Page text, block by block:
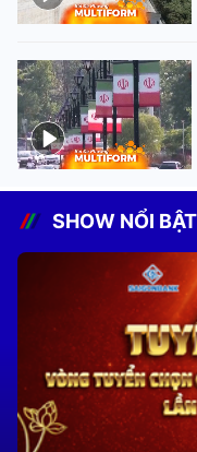
SHOW NỔI BẬT